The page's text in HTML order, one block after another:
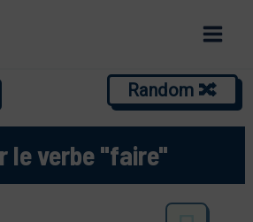
Random 🔀
le verbe "faire"